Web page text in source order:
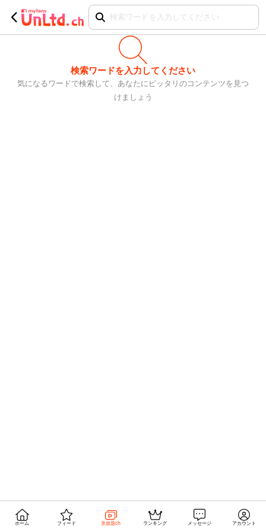
検索ワードを入力してください
気になるワードで検索して、あなたにピッタリのコンテンツを見つ
けましょう
ホーム フィード 見放題ch ランキング メッセージ アカウント